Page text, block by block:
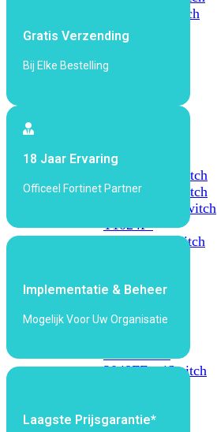
FortiSwitch
648F-
FPOE
FortiSwitch
FortiSwitch
1048EFortiSwitch
FortiSwitch
T1024F-
FortiSwitch
FortiSwitch
Series
2048FFortiSwitch
Gratis Verzending
Bij Elke Bestelling
18 Jaar Ervaring
Officeel Fortinet Partner
Implementatie & Beheer
Mogelijk Voor Uw Organisatie
Laagste Prijsgarantie*